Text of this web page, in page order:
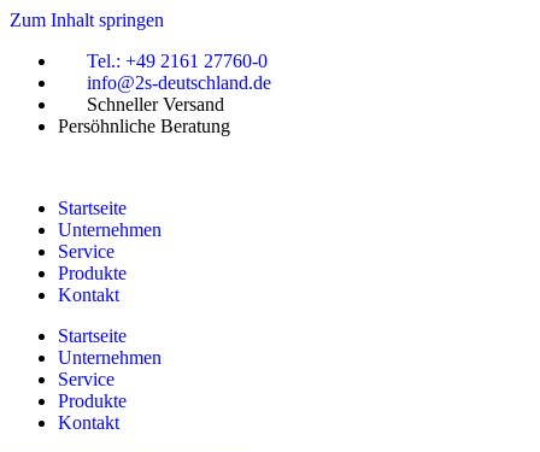
Zum Inhalt springen
Tel.: +49 2161 27760-0
info@2s-deutschland.de
Schneller Versand
Persöhnliche Beratung
Startseite
Unternehmen
Service
Produkte
Kontakt
Startseite
Unternehmen
Service
Produkte
Kontakt